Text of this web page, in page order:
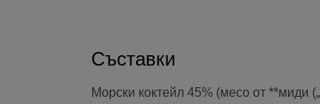
Съставки
Морски коктейл 45% (месо от **миди